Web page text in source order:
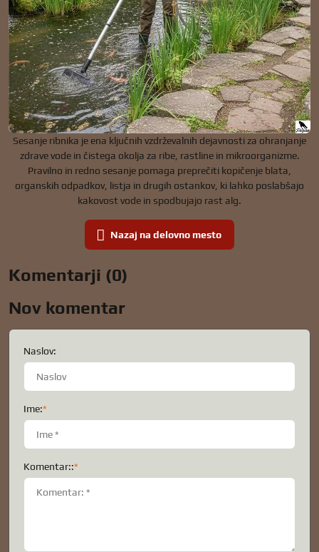
Sesanje ribnika je ena ključnih vzdrževalnih dejavnosti za ohranjanje
zdrave vode in čistega okolja za ribe, rastline in mikroorganizme.
Pravilno in redno sesanje pomaga preprečiti kopičenje blata,
organskih odpadkov, listja in drugih ostankov, ki lahko poslabšajo
kakovost vode in spodbujajo rast alg.
Nazaj na delovno mesto
Komentarji (0)
Nov komentar
Naslov:
Ime:*
Komentar::*